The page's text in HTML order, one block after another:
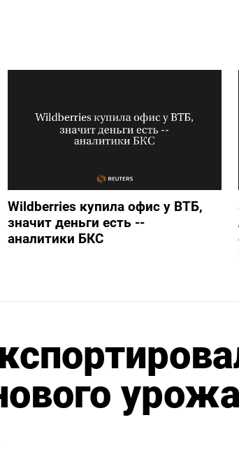
Wildberries купила офис у ВТБ,
значит деньги есть --
аналитики БКС